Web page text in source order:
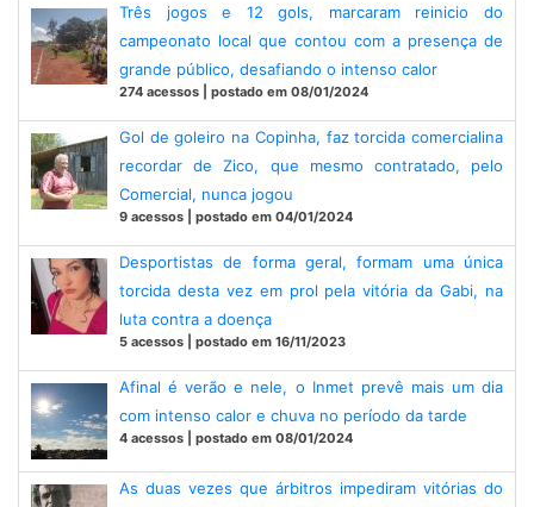
Três jogos e 12 gols, marcaram reinicio do
campeonato local que contou com a presença de
grande público, desafiando o intenso calor
274 acessos | postado em 08/01/2024
Gol de goleiro na Copinha, faz torcida comercialina
recordar de Zico, que mesmo contratado, pelo
Comercial, nunca jogou
9 acessos | postado em 04/01/2024
Desportistas de forma geral, formam uma única
torcida desta vez em prol pela vitória da Gabi, na
luta contra a doença
5 acessos | postado em 16/11/2023
Afinal é verão e nele, o Inmet prevê mais um dia
com intenso calor e chuva no período da tarde
4 acessos | postado em 08/01/2024
As duas vezes que árbitros impediram vitórias do